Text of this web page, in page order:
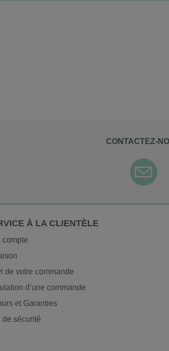
CONTACTEZ-
À LA CLIENTÈLE
compte
de votre commande
d’une commande
et Garanties
de sécurité